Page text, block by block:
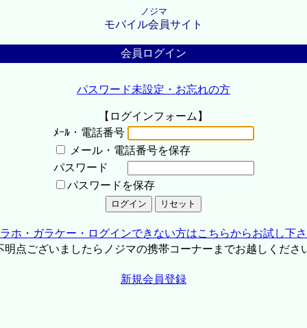
ノジマ
モバイル会員サイト
会員ログイン
パスワード未設定・お忘れの方
【ログインフォーム】
ﾒｰﾙ・電話番号
メール・電話番号を保存
パスワード
パスワードを保存
ホ・ガラケー・ログインできない方はこちらからお試し下
点ございましたらノジマの携帯コーナーまでお越しくださ
新規会員登録